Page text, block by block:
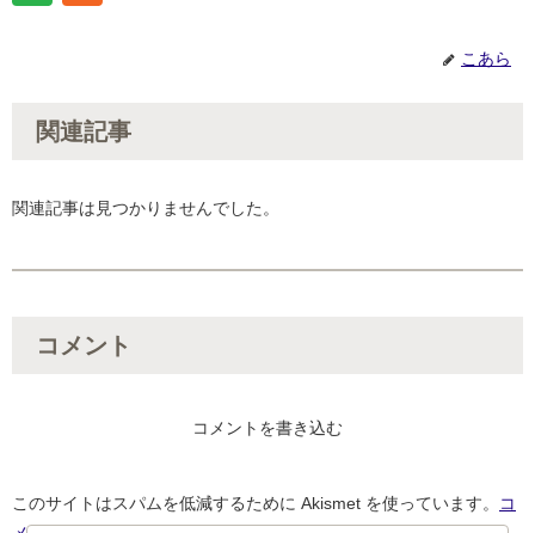
こあら
関連記事
関連記事は見つかりませんでした。
コメント
コメントを書き込む
このサイトはスパムを低減するために Akismet を使っています。
コ